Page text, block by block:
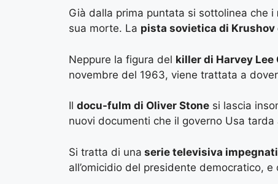
Già dalla prima puntata si sottolinea che i
sua morte. La pista sovietica di Krushov
Neppure la figura del killer di Harvey Lee
novembre del 1963, viene trattata a
Il docu-fulm di Oliver Stone si lascia
nuovi documenti che il governo Usa
Si tratta di una serie televisiva
all’omicidio del presidente democratico,